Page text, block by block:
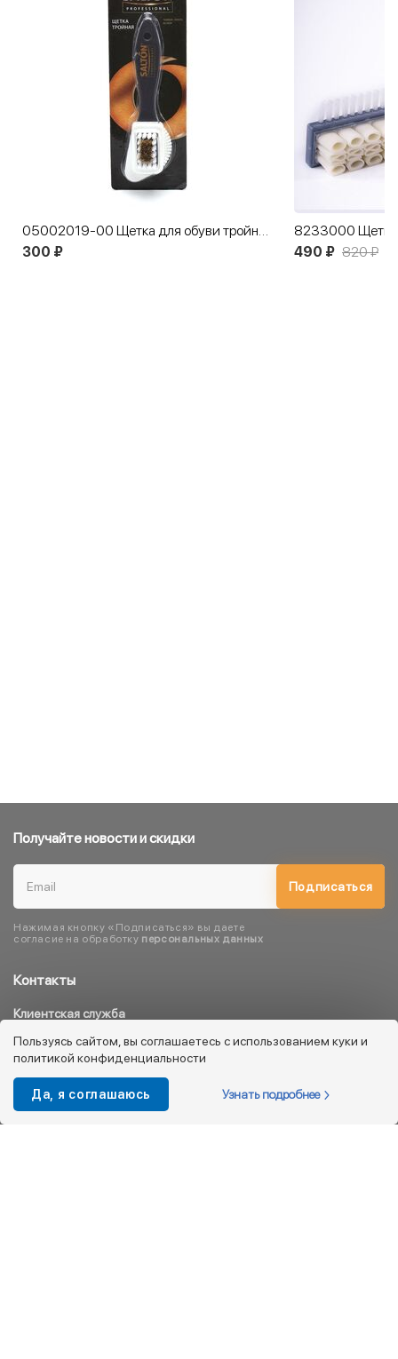
05002019-00 Щетка для обуви тройная
8233000 Щетка резиновая комбинированная Salamander
Контакты
Клиентская служба
8 800 333 08 45
info@kotofey.ru
Магазины в Москва (50)
Получайте новости и скидки
Подписаться
Нажимая кнопку «Подписаться» вы даете
согласие на обработку персональных данных
Пользуясь сайтом, вы соглашаетесь с использованием куки и
политикой конфиденциальности
Да, я соглашаюсь Узнать подробнее